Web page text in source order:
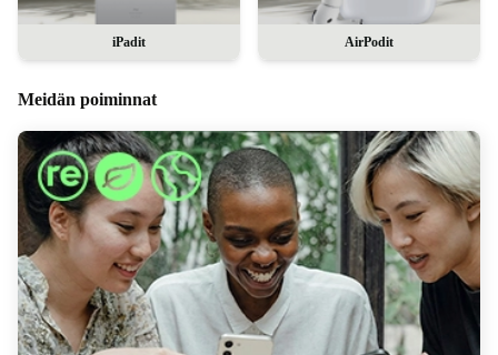
iPadit AirPodit
Meidän poiminnat